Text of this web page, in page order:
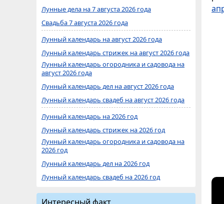
Лунные дела на 7 августа 2026 года
Свадьба 7 августа 2026 года
Лунный календарь на август 2026 года
Лунный календарь стрижек на август 2026 года
Лунный календарь огородника и садовода на
август 2026 года
Лунный календарь дел на август 2026 года
Лунный календарь свадеб на август 2026 года
Лунный календарь на 2026 год
Лунный календарь стрижек на 2026 год
Лунный календарь огородника и садовода на
2026 год
Лунный календарь дел на 2026 год
Лунный календарь свадеб на 2026 год